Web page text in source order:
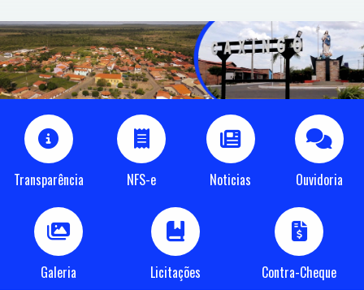
Transparência NFS-e Noticias Ouvidoria
Galeria Licitações
Contra-Cheque